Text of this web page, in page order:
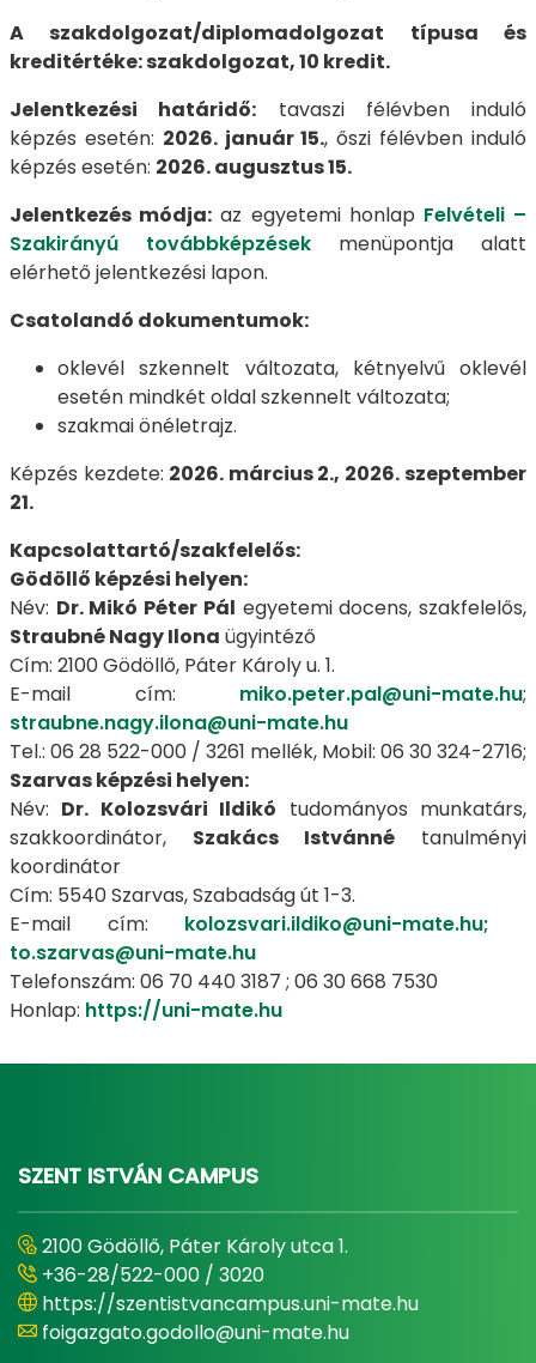
A szakdolgozat/diplomadolgozat típusa és
kreditértéke: szakdolgozat, 10 kredit.
Jelentkezési határidő: tavaszi félévben induló
képzés esetén: 2026. január 15., őszi félévben induló
képzés esetén: 2026. augusztus 15.
Jelentkezés módja: az egyetemi honlap Felvételi –
Szakirányú továbbképzések
menüpontja alatt
elérhető jelentkezési lapon.
Csatolandó dokumentumok:
oklevél szkennelt változata, kétnyelvű oklevél
esetén mindkét oldal szkennelt változata;
szakmai önéletrajz.
Képzés kezdete: 2026. március 2., 2026. szeptember
21.
Kapcsolattartó/szakfelelős:
Gödöllő képzési helyen:
Név: Dr. Mikó Péter Pál egyetemi docens, szakfelelős,
Straubné Nagy Ilona ügyintéző
Cím: 2100 Gödöllő, Páter Károly u. 1.
E-mail cím: miko.peter.pal@uni-mate.hu;
straubne.nagy.ilona@uni-mate.hu
Tel.: 06 28 522-000 / 3261 mellék, Mobil: 06 30 324-2716;
Szarvas képzési helyen:
Név: Dr. Kolozsvári Ildikó tudományos munkatárs,
szakkoordinátor, Szakács Istvánné tanulményi
koordinátor
Cím: 5540 Szarvas, Szabadság út 1-3.
E-mail cím: kolozsvari.ildiko@uni-mate.hu;
to.szarvas@uni-mate.hu
Telefonszám: 06 70 440 3187 ; 06 30 668 7530
Honlap: https://uni-mate.hu
SZENT ISTVÁN CAMPUS
2100 Gödöllő, Páter Károly utca 1.
+36-28/522-000 / 3020
https://szentistvancampus.uni-mate.hu
foigazgato.godollo@uni-mate.hu